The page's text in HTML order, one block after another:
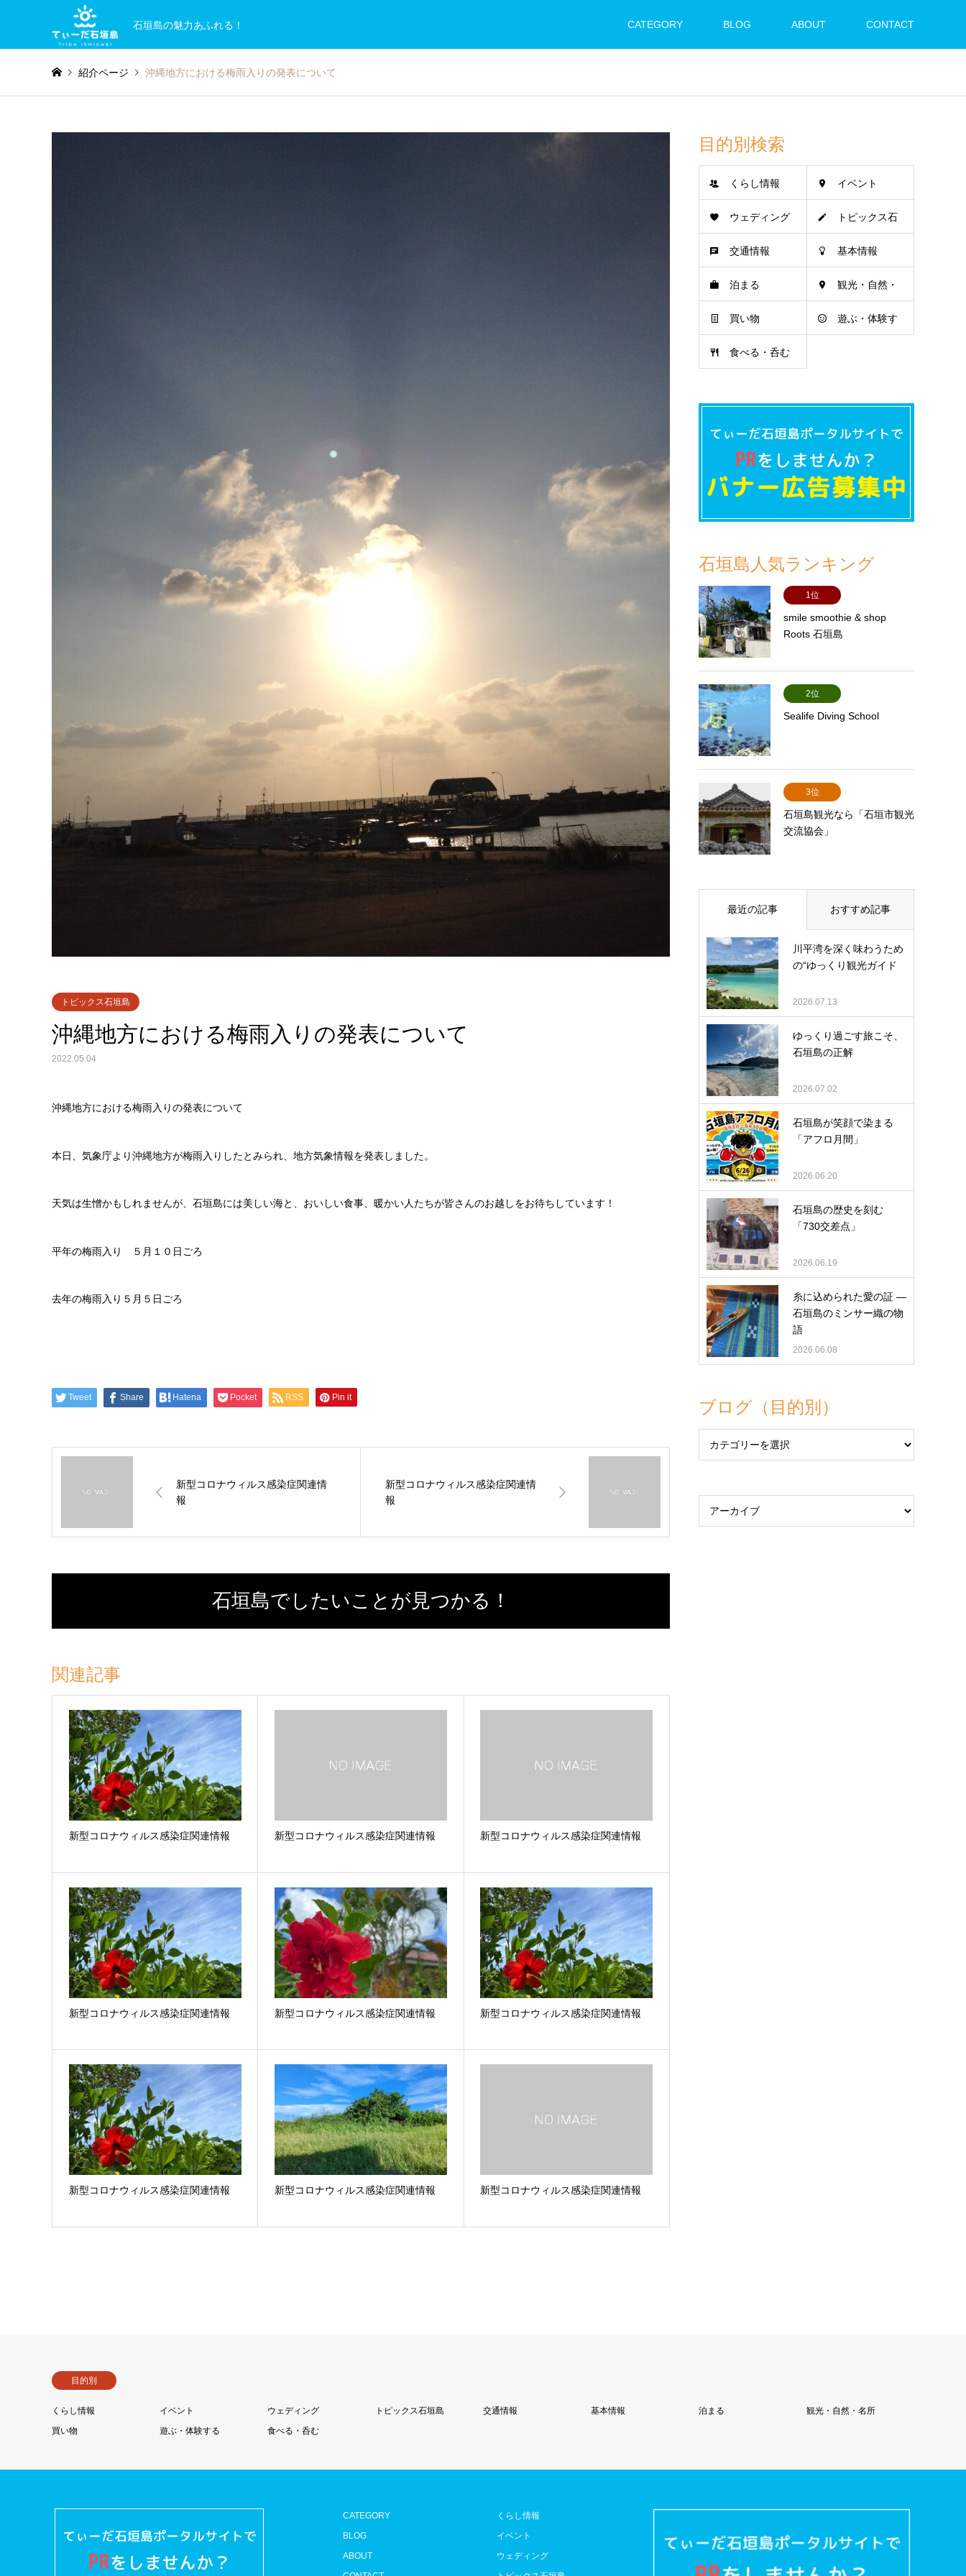
石垣島の魅力あふれる！ CATEGORY BLOG ABOUT CONTACT
紹介ページ 沖縄地方における梅雨入りの発表について
トピックス石垣島
沖縄地方における梅雨入りの発表について
2022.05.04
沖縄地方における梅雨入りの発表について
本日、気象庁より沖縄地方が梅雨入りしたとみられ、地方気象情報を発表しました。
天気は生憎かもしれませんが、石垣島には美しい海と、おいしい食事、暖かい人たちが皆さんのお越しをお待ちしています！
平年の梅雨入り ５月１０日ごろ
去年の梅雨入り５月５日ごろ
Tweet Share Hatena Pocket RSS Pin it
新型コロナウィルス感染症関連情
報
新型コロナウィルス感染症関連情
報
石垣島でしたいことが見つかる！
関連記事
新型コロナウィルス感染症関連情報 新型コロナウィルス感染症関連情報 新型コロナウィルス感染症関連情報
新型コロナウィルス感染症関連情報 新型コロナウィルス感染症関連情報 新型コロナウィルス感染症関連情報
新型コロナウィルス感染症関連情報 新型コロナウィルス感染症関連情報 新型コロナウィルス感染症関連情報
目的別検索
くらし情報 イベント
ウェディング トピックス石
垣島
交通情報 基本情報
泊まる 観光・自然・
名所
買い物 遊ぶ・体験す
食べる・呑む
石垣島人気ランキング
1位
smile smoothie & shop
Roots 石垣島
2位
Sealife Diving School
3位
石垣島観光なら「石垣市観光
交流協会」
最近の記事 おすすめ記事
川平湾を深く味わうため
の“ゆっくり観光ガイド
2026.07.13
ゆっくり過ごす旅こそ、
石垣島の正解
2026.07.02
石垣島が笑顔で染まる
「アフロ月間」
2026.06.20
石垣島の歴史を刻む
「730交差点」
2026.06.19
糸に込められた愛の証 ―
石垣島のミンサー織の物
語
2026.06.08
ブログ（目的別）
目的別
くらし情報 イベント ウェディング トピックス石垣島 交通情報 基本情報 泊まる
観光・自然・名所
買い物
遊ぶ・体験する 食べる・呑む
CATEGORY
BLOG
ABOUT
くらし情報
イベント
ウェディング